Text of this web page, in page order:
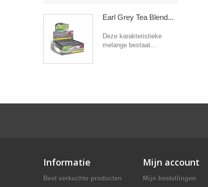
Earl Grey Tea Blend...
Deze karakteristieke
melange bestaat...
Informatie
Best verkochte producten
Mijn account
Mijn bestellingen